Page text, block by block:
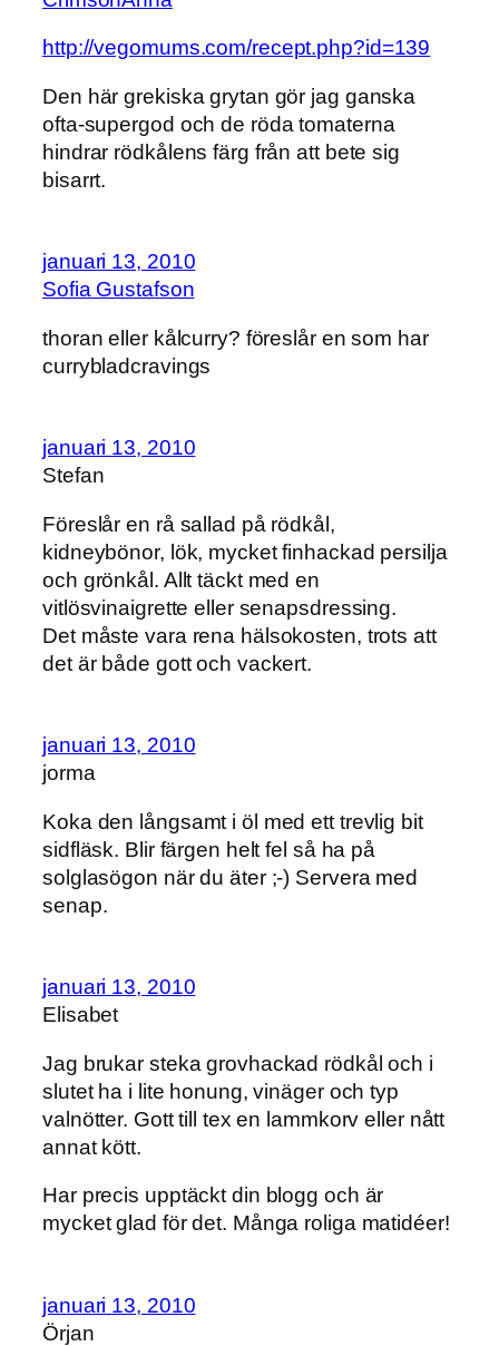
http://vegomums.com/recept.php?id=139
Den här grekiska grytan gör jag ganska
ofta-supergod och de röda tomaterna
hindrar rödkålens färg från att bete sig
bisarrt.
januari 13, 2010
Sofia Gustafson
thoran eller kålcurry? föreslår en som har
currybladcravings
januari 13, 2010
Stefan
Föreslår en rå sallad på rödkål,
kidneybönor, lök, mycket finhackad persilja
och grönkål. Allt täckt med en
vitlösvinaigrette eller senapsdressing.
Det måste vara rena hälsokosten, trots att
det är både gott och vackert.
januari 13, 2010
jorma
Koka den långsamt i öl med ett trevlig bit
sidfläsk. Blir färgen helt fel så ha på
solglasögon när du äter ;-) Servera med
senap.
januari 13, 2010
Elisabet
Jag brukar steka grovhackad rödkål och i
slutet ha i lite honung, vinäger och typ
valnötter. Gott till tex en lammkorv eller nått
annat kött.
Har precis upptäckt din blogg och är
mycket glad för det. Många roliga matidéer!
januari 13, 2010
Örjan